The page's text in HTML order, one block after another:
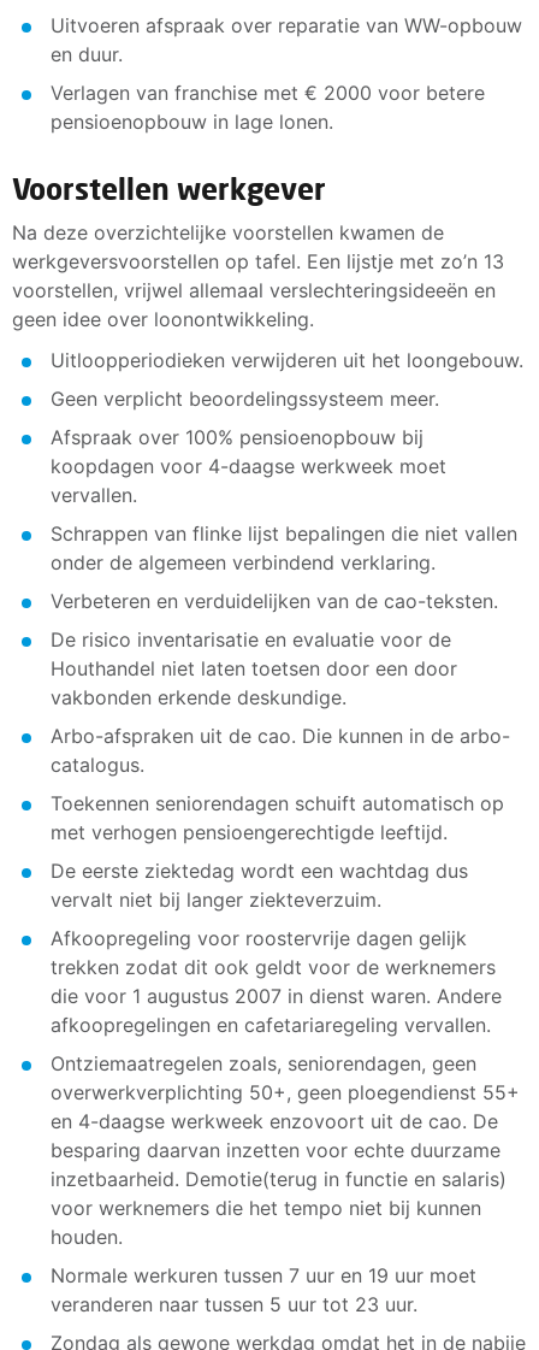
Uitvoeren afspraak over reparatie van WW-opbouw
en duur.
Verlagen van franchise met € 2000 voor betere
pensioenopbouw in lage lonen.
Voorstellen werkgever
Na deze overzichtelijke voorstellen kwamen de
werkgeversvoorstellen op tafel. Een lijstje met zo’n 13
voorstellen, vrijwel allemaal verslechteringsideeën en
geen idee over loonontwikkeling.
Uitloopperiodieken verwijderen uit het loongebouw.
Geen verplicht beoordelingssysteem meer.
Afspraak over 100% pensioenopbouw bij
koopdagen voor 4-daagse werkweek moet
vervallen.
Schrappen van flinke lijst bepalingen die niet vallen
onder de algemeen verbindend verklaring.
Verbeteren en verduidelijken van de cao-teksten.
De risico inventarisatie en evaluatie voor de
Houthandel niet laten toetsen door een door
vakbonden erkende deskundige.
Arbo-afspraken uit de cao. Die kunnen in de arbo-
catalogus.
Toekennen seniorendagen schuift automatisch op
met verhogen pensioengerechtigde leeftijd.
De eerste ziektedag wordt een wachtdag dus
vervalt niet bij langer ziekteverzuim.
Afkoopregeling voor roostervrije dagen gelijk
trekken zodat dit ook geldt voor de werknemers
die voor 1 augustus 2007 in dienst waren. Andere
afkoopregelingen en cafetariaregeling vervallen.
Ontziemaatregelen zoals, seniorendagen, geen
overwerkverplichting 50+, geen ploegendienst 55+
en 4-daagse werkweek enzovoort uit de cao. De
besparing daarvan inzetten voor echte duurzame
inzetbaarheid. Demotie(terug in functie en salaris)
voor werknemers die het tempo niet bij kunnen
houden.
Normale werkuren tussen 7 uur en 19 uur moet
veranderen naar tussen 5 uur tot 23 uur.
Zondag als gewone werkdag omdat het in de nabije